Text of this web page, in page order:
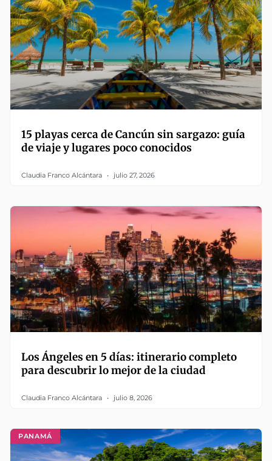
15 playas cerca de Cancún sin sargazo: guía
de viaje y lugares poco conocidos
Claudia Franco Alcántara julio 27, 2026
Los Ángeles en 5 días: itinerario completo
para descubrir lo mejor de la ciudad
Claudia Franco Alcántara julio 8, 2026
PANAMÁ